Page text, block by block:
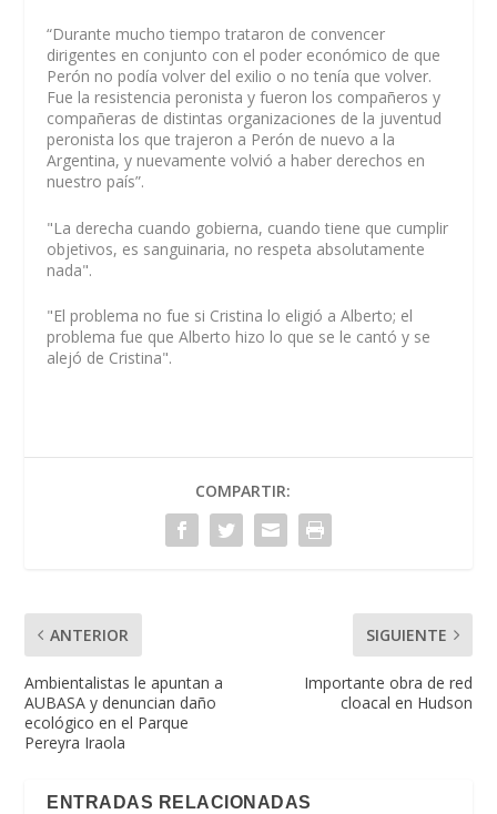
“Durante mucho tiempo trataron de convencer
dirigentes en conjunto con el poder económico de que
Perón no podía volver del exilio o no tenía que volver.
Fue la resistencia peronista y fueron los compañeros y
compañeras de distintas organizaciones de la juventud
peronista los que trajeron a Perón de nuevo a la
Argentina, y nuevamente volvió a haber derechos en
nuestro país”.
"La derecha cuando gobierna, cuando tiene que cumplir
objetivos, es sanguinaria, no respeta absolutamente
nada".
"El problema no fue si Cristina lo eligió a Alberto; el
problema fue que Alberto hizo lo que se le cantó y se
alejó de Cristina".
COMPARTIR:
ANTERIOR
Ambientalistas le apuntan a
AUBASA y denuncian daño
ecológico en el Parque
Pereyra Iraola
SIGUIENTE
Importante obra de red
cloacal en Hudson
ENTRADAS RELACIONADAS